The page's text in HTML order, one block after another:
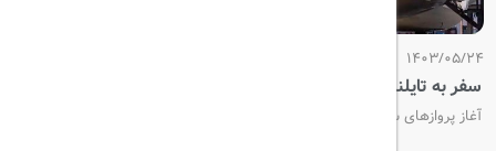
1403/05/24
سفر به تایلند با هواپیمای دو طبقه A380
آغاز پروازهای سنگاپور و افزایش پروازها به تایلند با هواپیمای دو طبقه A380